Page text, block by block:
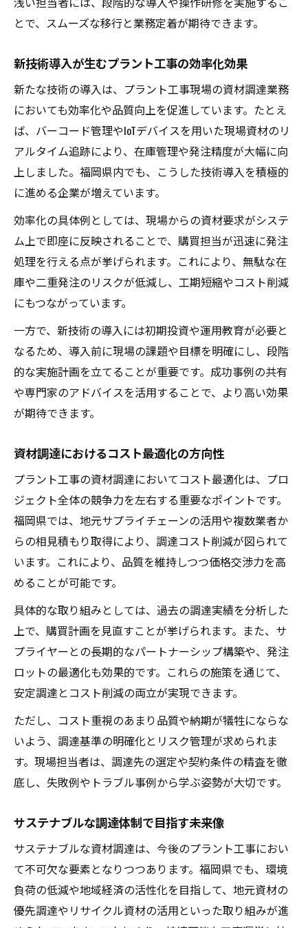
とで、スムーズな移行と業務定着が期待できます。
新技術導入が生むプラント工事の効率化効果
新たな技術の導入は、プラント工事現場の資材調達業務
においても効率化や品質向上を促進しています。たとえ
ば、バーコード管理やIoTデバイスを用いた現場資材のリ
アルタイム追跡により、在庫管理や発注精度が大幅に向
上しました。福岡県内でも、こうした技術導入を積極的
に進める企業が増えています。
効率化の具体例としては、現場からの資材要求がシステ
ム上で即座に反映されることで、購買担当が迅速に発注
処理を行える点が挙げられます。これにより、無駄な在
庫や二重発注のリスクが低減し、工期短縮やコスト削減
にもつながっています。
一方で、新技術の導入には初期投資や運用教育が必要と
なるため、導入前に現場の課題や目標を明確にし、段階
的な実施計画を立てることが重要です。成功事例の共有
や専門家のアドバイスを活用することで、より高い効果
が期待できます。
資材調達におけるコスト最適化の方向性
プラント工事の資材調達においてコスト最適化は、プロ
ジェクト全体の競争力を左右する重要なポイントです。
福岡県では、地元サプライチェーンの活用や複数業者か
らの相見積もり取得により、調達コスト削減が図られて
います。これにより、品質を維持しつつ価格交渉力を高
めることが可能です。
具体的な取り組みとしては、過去の調達実績を分析した
上で、購買計画を見直すことが挙げられます。また、サ
プライヤーとの長期的なパートナーシップ構築や、発注
ロットの最適化も効果的です。これらの施策を通じて、
安定調達とコスト削減の両立が実現できます。
ただし、コスト重視のあまり品質や納期が犠牲にならな
いよう、調達基準の明確化とリスク管理が求められま
す。現場担当者は、調達先の選定や契約条件の精査を徹
底し、失敗例やトラブル事例から学ぶ姿勢が大切です。
サステナブルな調達体制で目指す未来像
サステナブルな資材調達は、今後のプラント工事におい
て不可欠な要素となりつつあります。福岡県でも、環境
負荷の低減や地域経済の活性化を目指して、地元資材の
優先調達やリサイクル資材の活用といった取り組みが進